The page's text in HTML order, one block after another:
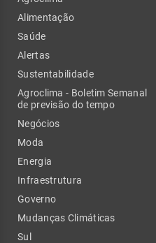
Alimentação
Saúde
Alertas
Sustentabilidade
Agroclima - Boletim Semanal
de previsão do tempo
Negócios
Moda
Energia
Infraestrutura
Governo
Mudanças Climáticas
Sul